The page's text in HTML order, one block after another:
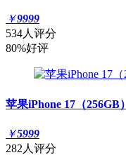
￥9999
534人评分
80%好评
苹果iPhone 17（256GB）
￥5999
282人评分